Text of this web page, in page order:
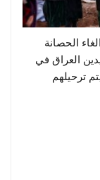
الحصانة
العراق في
ترحيلهم